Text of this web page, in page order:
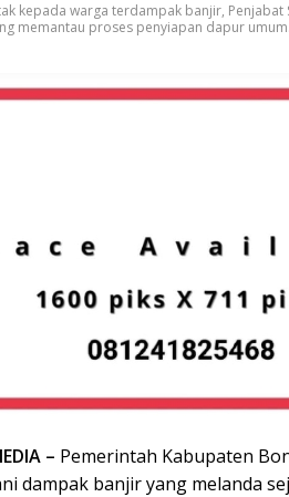
kepada warga terdampak banjir, Penjabat
memantau proses penyiapan dapur
– Pemerintah Kabupaten
dampak banjir yang melanda